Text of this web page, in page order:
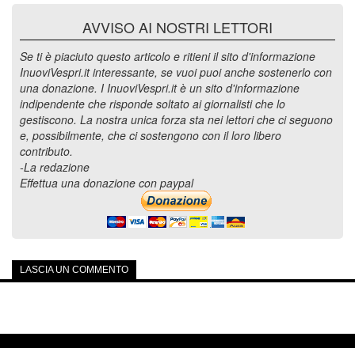
AVVISO AI NOSTRI LETTORI
Se ti è piaciuto questo articolo e ritieni il sito d'informazione
InuoviVespri.it interessante, se vuoi puoi anche sostenerlo con
una donazione. I InuoviVespri.it è un sito d'informazione
indipendente che risponde soltato ai giornalisti che lo
gestiscono. La nostra unica forza sta nei lettori che ci seguono
e, possibilmente, che ci sostengono con il loro libero
contributo.
-La redazione
Effettua una donazione con paypal
LASCIA UN COMMENTO